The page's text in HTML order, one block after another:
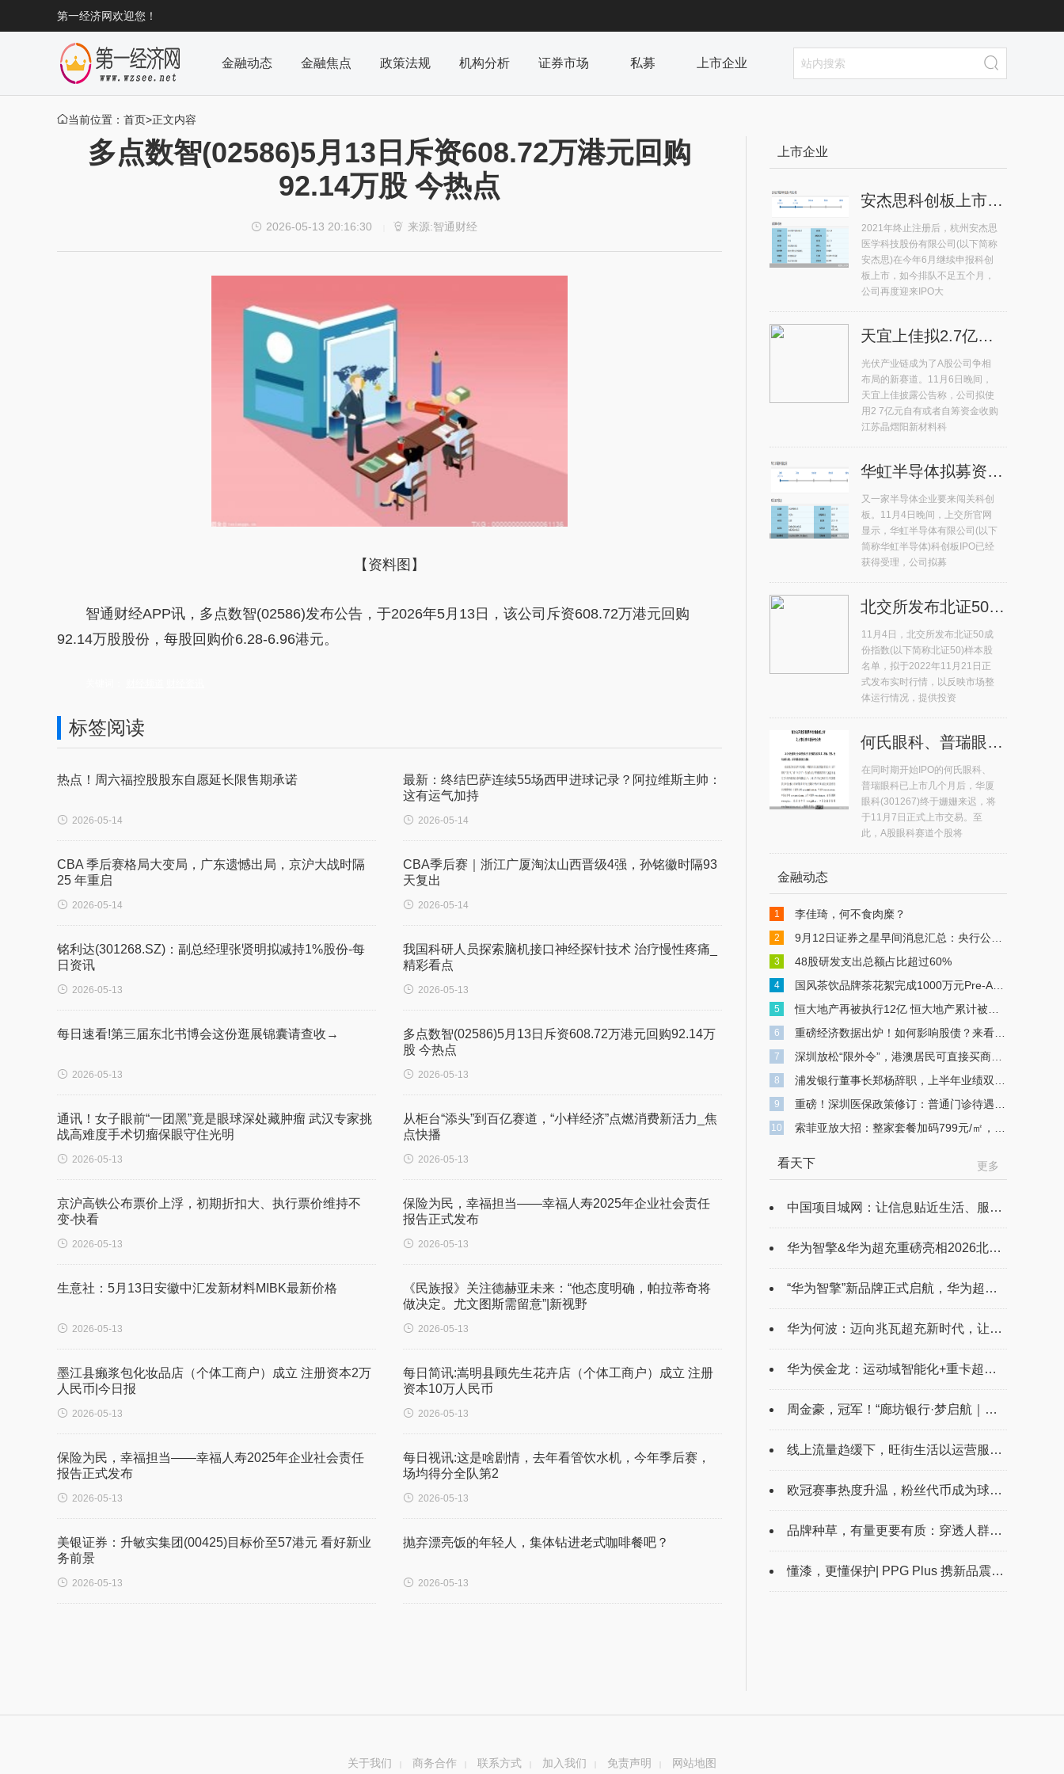
第一经济网欢迎您！
金融动态 金融焦点 政策法规 机构分析 证券市场 私募 上市企业
当前位置： 首页>正文内容
多点数智(02586)5月13日斥资608.72万港元回购
92.14万股 今热点
 2026-05-13 20:16:30  来源:智通财经
【资料图】
智通财经APP讯，多点数智(02586)发布公告，于2026年5月13日，该公司斥资608.72万港元回购
92.14万股股份，每股回购价6.28-6.96港元。
标签阅读
热点！周六福控股股东自愿延长限售期承诺
 2026-05-14
最新：终结巴萨连续55场西甲进球记录？阿拉维斯主帅：
这有运气加持
 2026-05-14
CBA 季后赛格局大变局，广东遗憾出局，京沪大战时隔
25 年重启
 2026-05-14
CBA季后赛｜浙江广厦淘汰山西晋级4强，孙铭徽时隔93
天复出
 2026-05-14
铭利达(301268.SZ)：副总经理张贤明拟减持1%股份-每
日资讯
 2026-05-13
我国科研人员探索脑机接口神经探针技术 治疗慢性疼痛_
精彩看点
 2026-05-13
每日速看!第三届东北书博会这份逛展锦囊请查收→
 2026-05-13
多点数智(02586)5月13日斥资608.72万港元回购92.14万
股 今热点
 2026-05-13
通讯！女子眼前“一团黑”竟是眼球深处藏肿瘤 武汉专家挑
战高难度手术切瘤保眼守住光明
 2026-05-13
从柜台“添头”到百亿赛道，“小样经济”点燃消费新活力_焦
点快播
 2026-05-13
京沪高铁公布票价上浮，初期折扣大、执行票价维持不
变-快看
 2026-05-13
保险为民，幸福担当——幸福人寿2025年企业社会责任
报告正式发布
 2026-05-13
生意社：5月13日安徽中汇发新材料MIBK最新价格
 2026-05-13
《民族报》关注德赫亚未来：“他态度明确，帕拉蒂奇将
做决定。尤文图斯需留意”|新视野
 2026-05-13
墨江县癞浆包化妆品店（个体工商户）成立 注册资本2万
人民币|今日报
 2026-05-13
每日简讯:嵩明县顾先生花卉店（个体工商户）成立 注册
资本10万人民币
 2026-05-13
保险为民，幸福担当——幸福人寿2025年企业社会责任
报告正式发布
 2026-05-13
每日视讯:这是啥剧情，去年看管饮水机，今年季后赛，
场均得分全队第2
 2026-05-13
美银证券：升敏实集团(00425)目标价至57港元 看好新业
务前景
 2026-05-13
抛弃漂亮饭的年轻人，集体钻进老式咖啡餐吧？
 2026-05-13
上市企业
安杰思科创板上市排队不足五个月 再度迎来IPO大考
2021年终止注册后，杭州安杰思
医学科技股份有限公司(以下简称
安杰思)在今年6月继续申报科创
板上市，如今排队不足五个月，
公司再度迎来IPO大
天宜上佳拟2.7亿元收购晶熠阳90%股权 系高铁动车组供应商
光伏产业链成为了A股公司争相
布局的新赛道。11月6日晚间，
天宜上佳披露公告称，公司拟使
用2 7亿元自有或者自筹资金收购
江苏晶熠阳新材料科
华虹半导体拟募资180亿元冲击科创板 年内排名第二
又一家半导体企业要来闯关科创
板。11月4日晚间，上交所官网
显示，华虹半导体有限公司(以下
简称华虹半导体)科创板IPO已经
获得受理，公司拟募
北交所发布北证50成份指数首发样本股 总市值占比71%
11月4日，北交所发布北证50成
份指数(以下简称北证50)样本股
名单，拟于2022年11月21日正
式发布实时行情，以反映市场整
体运行情况，提供投资
何氏眼科、普瑞眼科11月7日上市 A股眼科赛道个股达5只
在同时期开始IPO的何氏眼科、
普瑞眼科已上市几个月后，华厦
眼科(301267)终于姗姗来迟，将
于11月7日正式上市交易。至
此，A股眼科赛道个股将
金融动态
1 李佳琦，何不食肉糜？
2 9月12日证券之星早间消息汇总：央行公布重磅数据
3 48股研发支出总额占比超过60%
4 国风茶饮品牌茶花絮完成1000万元Pre-A轮融资
5 恒大地产再被执行12亿 恒大地产累计被执行超549亿
6 重磅经济数据出炉！如何影响股债？来看解读
7 深圳放松“限外令”，港澳居民可直接买商办物业，中介：有人连夜冒雨买楼
8 浦发银行董事长郑杨辞职，上半年业绩双降，不良贷款余额743亿元
9 重磅！深圳医保政策修订：普通门诊待遇提升 高额医疗费用可“二次报销”
10 索菲亚放大招：整家套餐加码799元/㎡，打造高品质整家定制
看天下 更多
中国项目城网：让信息贴近生活、服务百姓
华为智擎&华为超充重磅亮相2026北京车展，引领运动域智能化与重卡超充化
“华为智擎”新品牌正式启航，华为超充战略及系列新品重磅发布
华为何波：迈向兆瓦超充新时代，让有路的地方就有高质量充电
华为侯金龙：运动域智能化+重卡超充化，推动电动汽车产业高质量发展
周金豪，冠军！“廊坊银行·梦启航｜在广阳”2026独牙传奇中式九球·鲲联赛第一站（廊坊）圆满落幕
线上流量趋缓下，旺街生活以运营服务赋能实体商圈数字化转型
欧冠赛事热度升温，粉丝代币成为球迷数字互动新方式
品牌种草，有量更要有质：穿透人群表象，让每一次触达都直达人心
懂漆，更懂保护| PPG Plus 携新品震撼登陆九州展，百年科技美学定义汽车膜新标准
关于我们 商务合作 联系方式 加入我们 免责声明 网站地图